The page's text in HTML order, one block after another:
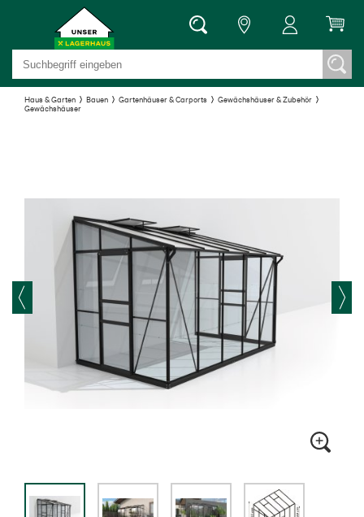
Haus & Garten Bauen Gartenhäuser & Carports
Gewächshäuser & Zubehör
Gewächshäuser